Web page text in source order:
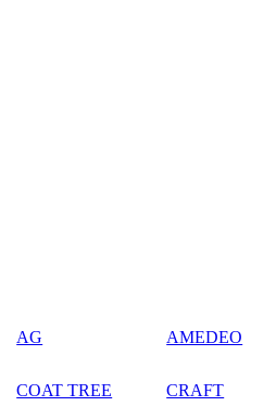
AG AMEDEO
COAT TREE CRAFT